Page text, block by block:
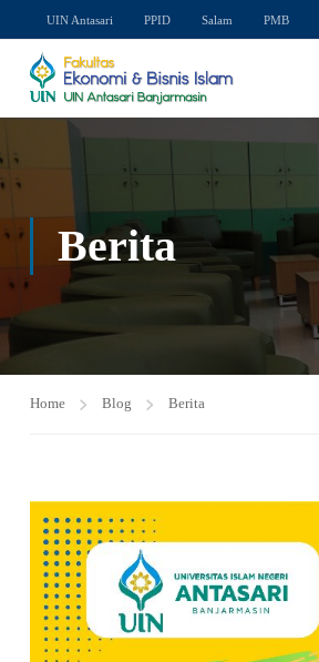
UIN Antasari PPID Salam PMB
Berita
Home Blog Berita